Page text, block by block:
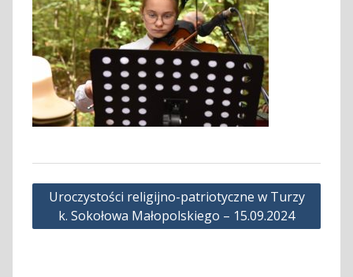
Nawigacja
wpisu
Uroczystości religijno-patriotyczne w Turzy
k. Sokołowa Małopolskiego – 15.09.2024